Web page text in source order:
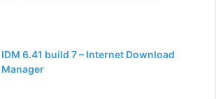
IDM 6.41 build 7 – Internet Download
Manager